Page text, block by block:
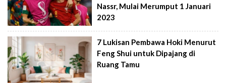
Nassr, Mulai Merumput 1 Januari
2023
7 Lukisan Pembawa Hoki Menurut
Feng Shui untuk Dipajang di
Ruang Tamu